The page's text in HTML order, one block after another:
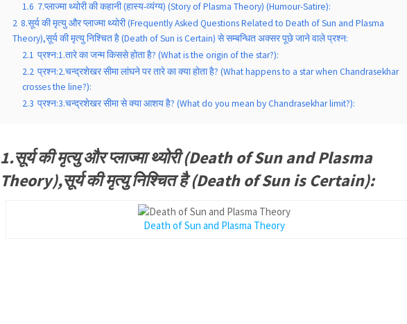
1.6 7.प्लाज्मा थ्योरी की कहानी (हास्य-व्यंग्य) (Story of Plasma Theory) (Humour-Satire):
2 8.सूर्य की मृत्यु और प्लाज्मा थ्योरी (Frequently Asked Questions Related to Death of Sun and Plasma
Theory),सूर्य की मृत्यु निश्चित है (Death of Sun is Certain) से सम्बन्धित अक्सर पूछे जाने वाले प्रश्न:
2.1 प्रश्न:1.तारे का जन्म किससे होता है? (What is the origin of the star?):
2.2 प्रश्न:2.चन्द्रशेखर सीमा लांघने पर तारे का क्या होता है? (What happens to a star when Chandrasekhar
crosses the line?):
2.3 प्रश्न:3.चन्द्रशेखर सीमा से क्या आशय है? (What do you mean by Chandrasekhar limit?):
1.सूर्य की मृत्यु और प्लाज्मा थ्योरी (Death of Sun and Plasma
Theory),सूर्य की मृत्यु निश्चित है (Death of Sun is Certain):
Death of Sun and Plasma Theory